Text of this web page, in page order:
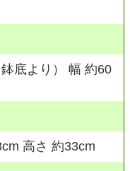
底より） 幅 約60
高さ 約33cm